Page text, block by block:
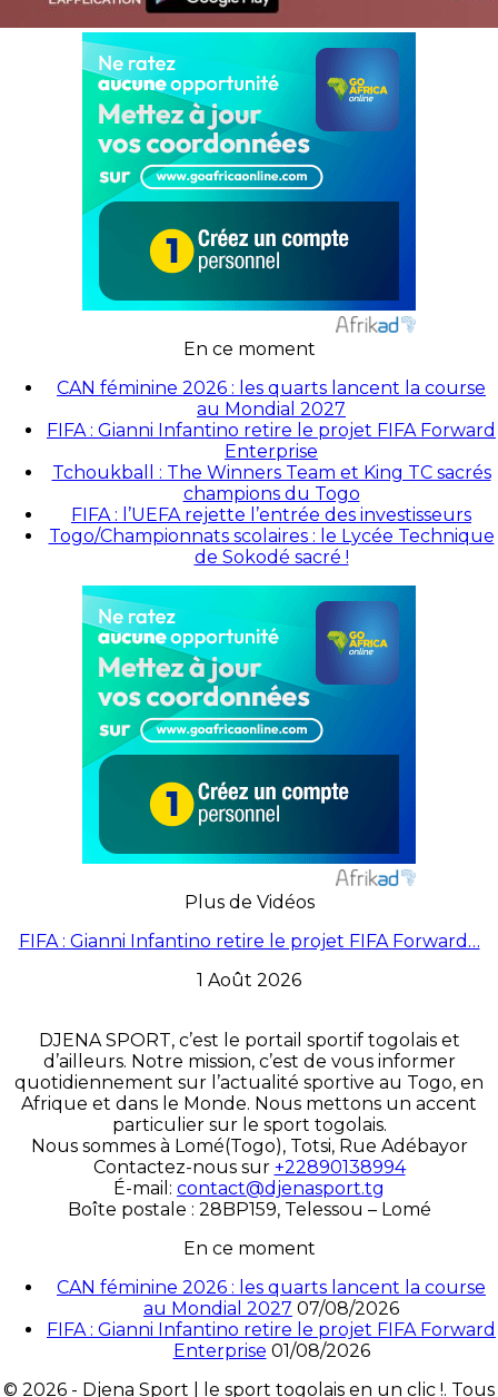
En ce moment
CAN féminine 2026 : les quarts lancent la course
au Mondial 2027
FIFA : Gianni Infantino retire le projet FIFA Forward
Enterprise
Tchoukball : The Winners Team et King TC sacrés
champions du Togo
FIFA : l’UEFA rejette l’entrée des investisseurs
Togo/Championnats scolaires : le Lycée Technique
de Sokodé sacré !
Plus de Vidéos
FIFA : Gianni Infantino retire le projet FIFA Forward…
1 Août 2026
DJENA SPORT, c’est le portail sportif togolais et
d’ailleurs. Notre mission, c’est de vous informer
quotidiennement sur l’actualité sportive au Togo, en
Afrique et dans le Monde. Nous mettons un accent
particulier sur le sport togolais.
Nous sommes à Lomé(Togo), Totsi, Rue Adébayor
Contactez-nous sur +22890138994
É-mail: contact@djenasport.tg
Boîte postale : 28BP159, Telessou – Lomé
En ce moment
CAN féminine 2026 : les quarts lancent la course
au Mondial 2027 07/08/2026
FIFA : Gianni Infantino retire le projet FIFA Forward
Enterprise 01/08/2026
© 2026 - Djena Sport | le sport togolais en un clic !. Tous